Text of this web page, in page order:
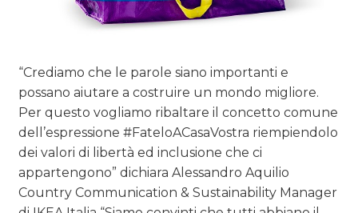
“Crediamo che le parole siano importanti e
possano aiutare a costruire un mondo migliore.
Per questo vogliamo ribaltare il concetto comune
dell’espressione #FateloACasaVostra riempiendolo
dei valori di libertà ed inclusione che ci
appartengono” dichiara Alessandro Aquilio
Country Communication & Sustainability Manager